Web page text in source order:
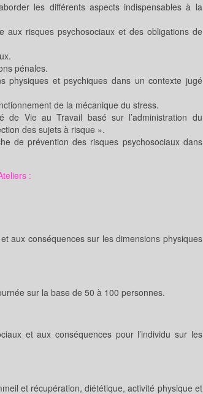
les différents aspects indispensables à la
aux risques psychosociaux et des obligations de
pénales.
physiques et psychiques dans un contexte jugé
de la mécanique du stress.
Vie au Travail basé sur l’administration du
des sujets à risque ».
de prévention des risques psychosociaux dans
:
aux conséquences sur les dimensions physiques
sur la base de 50 à 100 personnes.
et aux conséquences pour l’individu sur les
et récupération, diététique, activité physique et